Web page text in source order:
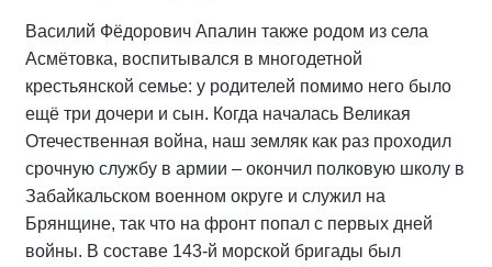
Василий Фёдорович Апалин также родом из села
Асмётовка, воспитывался в многодетной
крестьянской семье: у родителей помимо него было
ещё три дочери и сын. Когда началась Великая
Отечественная война, наш земляк как раз проходил
срочную службу в армии – окончил полковую школу в
Забайкальском военном округе и служил на
Брянщине, так что на фронт попал с первых дней
войны. В составе 143-й морской бригады был